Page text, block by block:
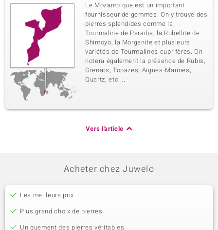
Le Mozambique est un important
fournisseur de gemmes. On y trouve des
pierres splendides comme la
Tourmaline de Paraïba, la Rubellite de
Shimoyo, la Morganite et plusieurs
variétés de Tourmalines cuprifères. On
notera également la présence de Rubis,
Grenats, Topazes, Aigues-Marines,
Quartz, etc ...
Vers l'article
Acheter chez Juwelo
Les meilleurs prix
Plus grand choix de pierres
Uniquement des pierres véritables